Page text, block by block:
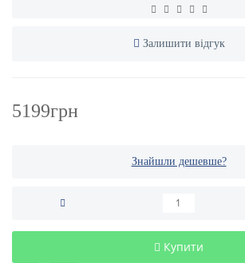
Залишити відгук
5199грн
Знайшли дешевше?
Купити